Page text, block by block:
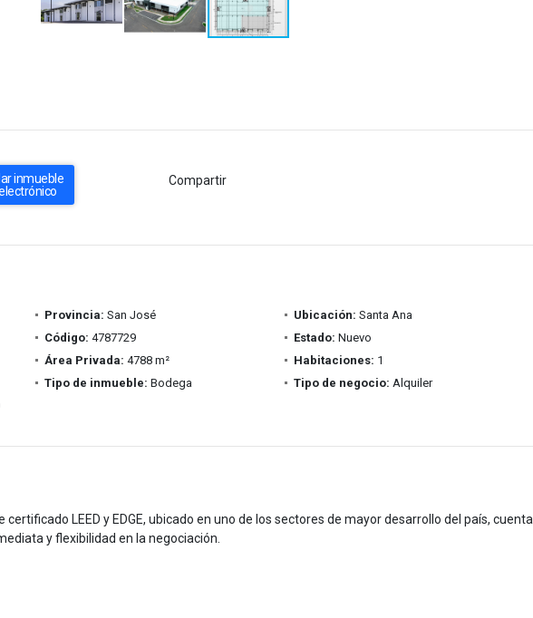
inmueble
Compartir
Provincia: San José Ubicación: Santa Ana
Código: 4787729 Estado: Nuevo
Área Privada: 4788 m² Habitaciones: 1
Tipo de inmueble: Bodega Tipo de negocio: Alquiler
certificado LEED y EDGE, ubicado en uno de los sectores de mayor desarrollo del país, cuenta
y flexibilidad en la negociación.